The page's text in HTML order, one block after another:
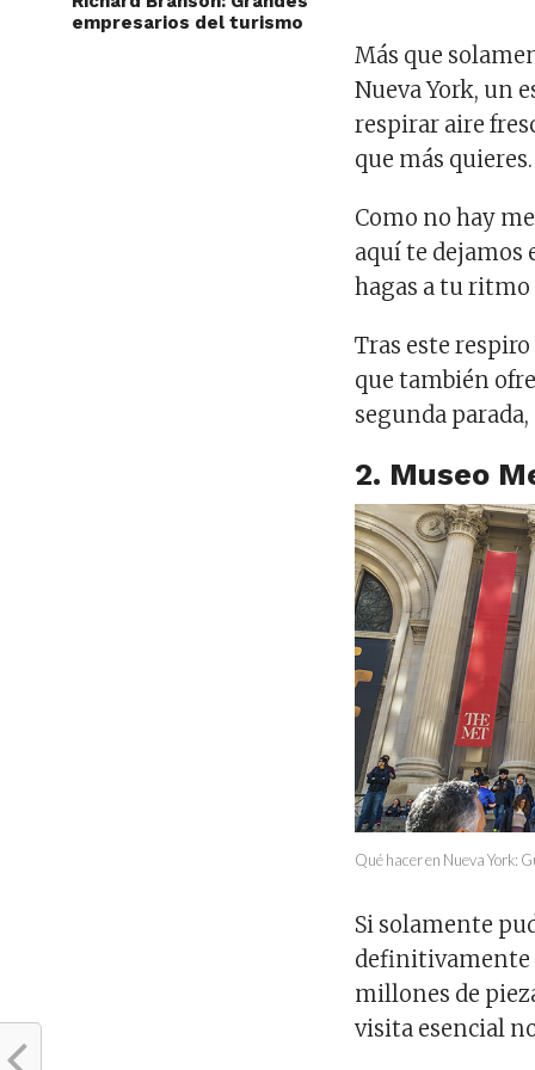
empresarios del turismo
Más que
Nueva York, un
respirar aire
que más quieres.
Como no hay
aquí te dejamos
hagas a tu
Tras este
que también
segunda
2. Museo
Qué hacer en Nueva York:
Si solamente
definitivamente
millones de
visita esencial